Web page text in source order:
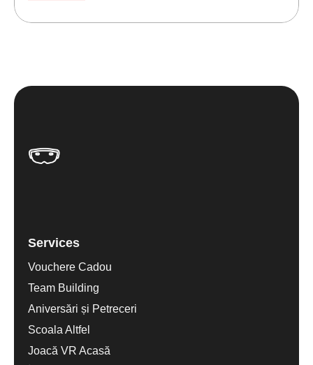
Services
Vouchere Cadou
Team Building
Aniversări și Petreceri
Scoala Altfel
Joacă VR Acasă